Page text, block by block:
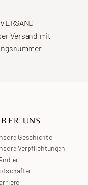
Versand mit
UNS
Geschichte
Verpflichtungen